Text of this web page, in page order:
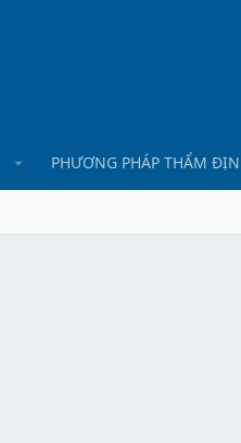
PHƯƠNG PHÁP THẨM